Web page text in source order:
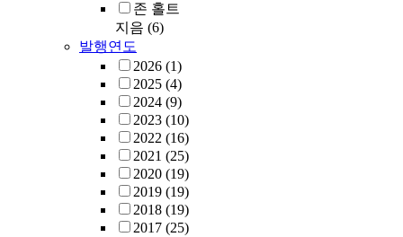
존 홀트
지음 (6)
발행연도
2026 (1)
2025 (4)
2024 (9)
2023 (10)
2022 (16)
2021 (25)
2020 (19)
2019 (19)
2018 (19)
2017 (25)